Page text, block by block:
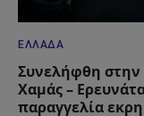
ΕΛΛΆΔΑ
Συνελήφθη
Χαμάς –
παραγγελία